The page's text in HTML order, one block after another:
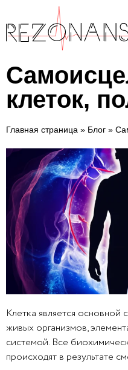
клеток,
Главная страница » Блог »
Клетка является основной
живых организмов,
системой. Все
происходят в результате